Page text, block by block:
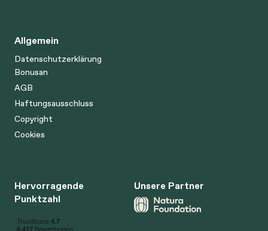
Allgemein
Datenschutzerklärung
Bonusan
AGB
Haftungsausschluss
Copyright
Cookies
Hervorragende
Punktzahl
Unsere Partner